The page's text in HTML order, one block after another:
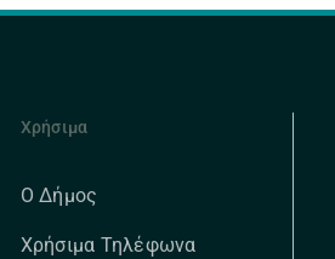
Χρήσιμα
Ο Δήμος
Χρήσιμα Τηλέφωνα